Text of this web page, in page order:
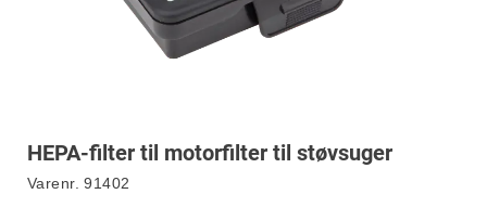
HEPA-filter til motorfilter til støvsuger
Varenr. 91402